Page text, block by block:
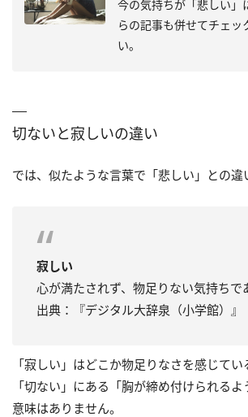
今の気持ちが「悲しい」
らの記事も併せてチェッ
い。
切ないと寂しいの違い
では、似たような言葉で「悲しい」との違
寂しい
心が満たされず、物足りない気持ちで
出典：『デジタル大辞泉（小学館）』
「寂しい」はどこか物足りなさを感じてい
「切ない」にある「胸が締め付けられる
意味はありません。